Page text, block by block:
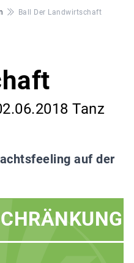
Ball Der Landwirtschaft
Tanz
auf der